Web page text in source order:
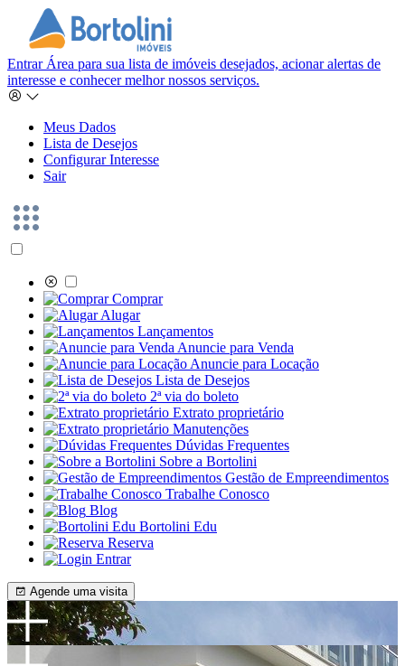
Entrar Área para sua lista de imóveis desejados, acionar alertas de
interesse e conhecer melhor nossos serviços.
Meus Dados
Lista de Desejos
Configurar Interesse
Sair
Comprar
Alugar
Lançamentos
Anuncie para Venda
Anuncie para Locação
Lista de Desejos
2ª via do boleto
Extrato proprietário
Manutenções
Dúvidas Frequentes
Sobre a Bortolini
Gestão de Empreendimentos
Trabalhe Conosco
Blog
Bortolini Edu
Reserva
Entrar
Agende uma visita